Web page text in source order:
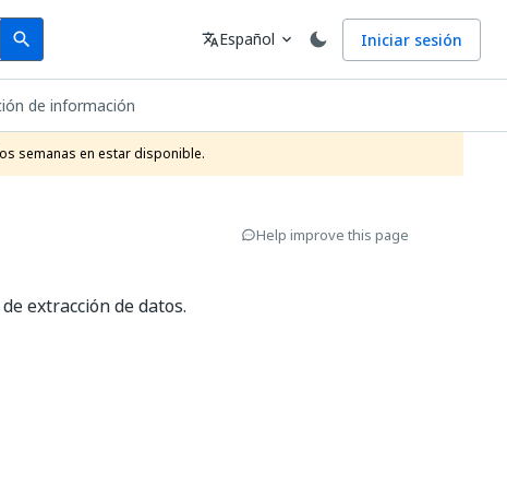
search
Search Idioma
translateEspañol expand_more Iniciar sesión
de información
semanas en estar disponible.
extracción de datos.
Help improve this page